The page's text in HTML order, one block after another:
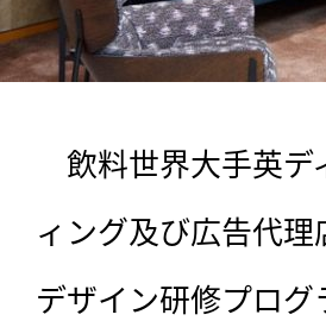
飲料世界大手英デ
ィング及び広告代
デザイン研修プロ